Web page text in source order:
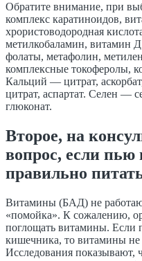
Обратите внимание, при
комплекс каратиноидов,
хрористоводородная
метилкобаламин, витамин
фолаты, метафолин,
комплексные токоферолы,
Кальций — цитрат,
цитрат, аспартат. Селен —
глюконат.
Второе, на
вопрос, если
правильно
Витамины (БАД) не
«помойка». К сожалению,
поглощать витамины. Если
кишечника, то витамины не
Исследования показывают,